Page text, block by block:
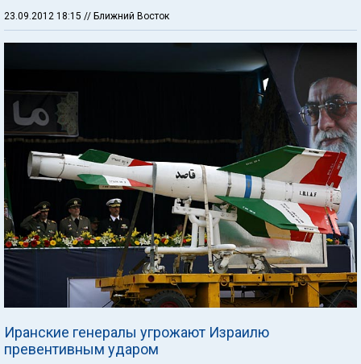
23.09.2012 18:15 // Ближний Восток
Иранские генералы угрожают Израилю
превентивным ударом